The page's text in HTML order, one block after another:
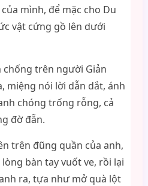
mình, để mặc cho Du
vật cứng gồ lên dưới
chống trên người Giản
miệng nói lời dẫn dắt, ánh
chóng trống rỗng, cả
đờ đẫn.
trên đũng quần của anh,
bàn tay vuốt ve, rồi lại
ra, tựa như mở quà lột